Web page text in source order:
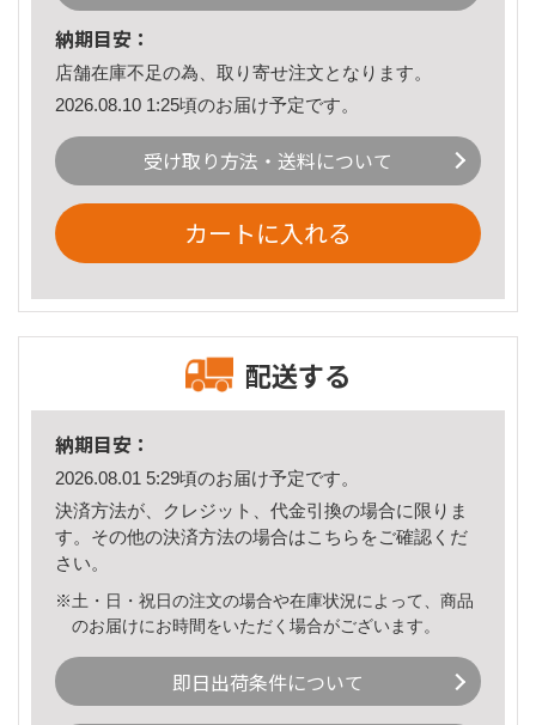
納期目安：
店舗在庫不足の為、取り寄せ注文となります。
2026.08.10 1:25頃のお届け予定です。
受け取り方法・送料について
カートに入れる
配送する
納期目安：
2026.08.01 5:29頃のお届け予定です。
決済方法が、クレジット、代金引換の場合に限りま
す。その他の決済方法の場合はこちら をご確認くだ
さい。
※土・日・祝日の注文の場合や在庫状況によって、商品
のお届けにお時間をいただく場合がございます。
即日出荷条件について